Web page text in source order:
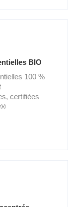
BIO
100 %
certifiées